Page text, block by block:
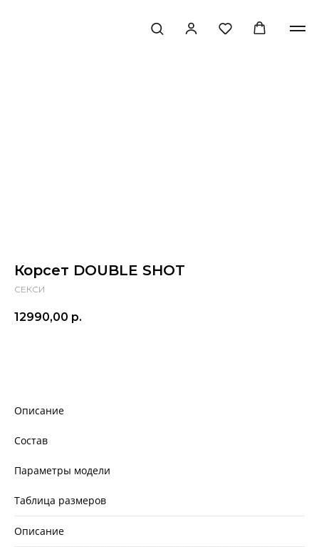
Корсет DOUBLE SHOT
СЕКСИ
12990,00 р.
Описание
Состав
Параметры модели
Таблица размеров
Описание